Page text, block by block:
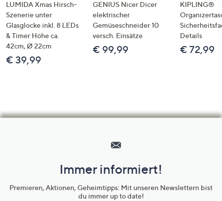
LUMIDA Xmas Hirsch-
Szenerie unter
Glasglocke inkl. 8 LEDs
& Timer Höhe ca.
42cm, Ø 22cm
€ 39,99
GENIUS Nicer Dicer
elektrischer
Gemüseschneider 10
versch. Einsätze
€ 99,99
KIPLING®
Details
€ 72,99
Unternehmensinformationen
Immer informiert!
Premieren, Aktionen, Geheimtipps: Mit unseren Newslettern bist
du immer up to date!